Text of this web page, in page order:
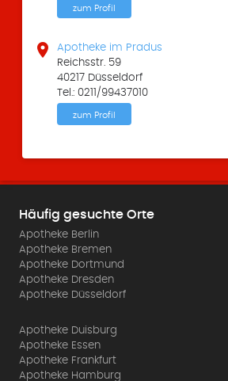
zum Profil

Apotheke im Pradus
Reichsstr. 59
40217 Düsseldorf
Tel.: 0211/99437010
zum Profil
Häufig gesuchte Orte
Apotheke Berlin
Apotheke Bremen
Apotheke Dortmund
Apotheke Dresden
Apotheke Düsseldorf
Apotheke Duisburg
Apotheke Essen
Apotheke Frankfurt
Apotheke Hamburg